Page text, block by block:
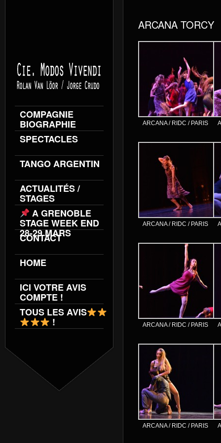
COMPAGNIE
BIOGRAPHIE
SPECTACLES
TANGO ARGENTIN
ACTUALITÉS /
STAGES
A GRENOBLE
STAGE WEEK END
28-29 MARS
CONTACT
HOME
ICI VOTRE AVIS
COMPTE !
TOUS LES AVIS
!
ARCANA TORCY
ARCANA / RIDC / PARIS
ARCANA / RIDC / PARIS
ARCANA / RIDC / PARIS
ARCANA / RIDC / PARIS